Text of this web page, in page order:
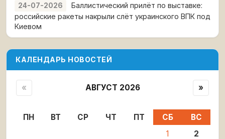
24-07-2026
Баллистический прилёт по выставке:
российские ракеты накрыли слёт украинского ВПК под
Киевом
КАЛЕНДАРЬ НОВОСТЕЙ
« АВГУСТ 2026 »
ПН ВТ СР ЧТ ПТ СБ
ВС
1
2